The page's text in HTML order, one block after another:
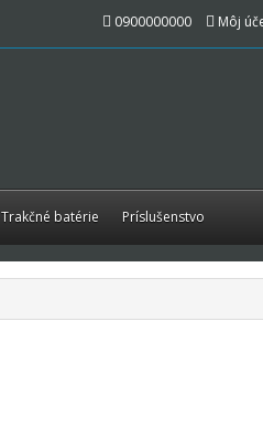
0900000000 Môj
Trakčné batérie Príslušenstvo